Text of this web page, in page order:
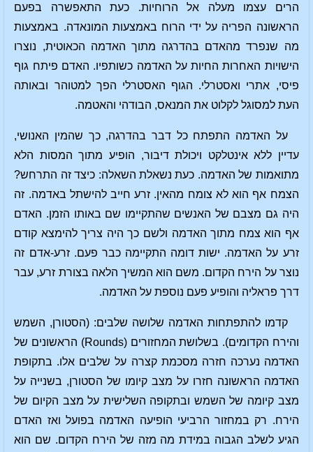
הרים עצמו מעלה אל הרוחיות. כעת התאפשרה בפעם
הראשונה הפריה על ידי הרוח באמצעות המונאדה. באמצעות
מה שנפרד מהאדם בהדרגה מתוך האדמה הכאוטית, נוצרו
הישויות האחרות החיות על האדמה כשותפיו. האדם פיתח גוף
פיסי, אתרי ואסטרלי. הגוף האסטרלי הפך למטוהר ובאותה
העת למסוגל לקלוט את המנאס, הבודהי והאטמה.
על האדמה התפתח כל דבר בהדרגה, כך שהמין האנושי,
עדיין ללא אינטלקט ויכולת דיבור, הופיע מתוך המסות הלא
מתואמות של האדמה. כעת נשאלת השאלה: כיצד זה התרחש?
הצמח אף הוא לא צומח מהאין. זרע חייב להישתל באדמה. זה
היה גם מצבם של האנשים שהתקיימו שם באותו הזמן. האדם
אף הוא צמח מתוך האדמה ולשם כך היה צריך להימצא קודם
זרע על האדמה. ישות דומה התקיימה כבר פעם. זרע-אדם זה
נוצר על הירח הקדום. משם הוא המשיך הלאה בצורת זרע, עבר
דרך פראליה והופיע פעם נוספת על האדמה.
קדמו להתפתחות האדמה שלושה שלבים: (הסטורן, השמש
והירח הקדומים). בשלושת המחזורים (Rounds) הראשונים של
האדמה נערכה חזרה מסכמת קצרה על שלבים אלו. בתקופת
האדמה הראשונה חזרו על מצב קיומו של הסטורן, בשנייה על
מצב קיומה של השמש ובתקופה השלישית על מצב הקיום של
הירח. רק במחזור הרביעי הופיעה האדמה בפועל ואז האדם
הגיע לשלב הגבוה במידת מה מזה של הירח הקדום. שם הוא